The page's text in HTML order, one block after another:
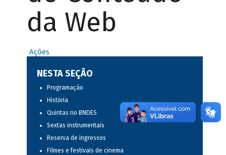
da Web
Ações
NESTA SEÇÃO
Programação
História
Quintas no BNDES
Sextas instrumentais
Reserva de ingressos
Filmes e festivais de cinema